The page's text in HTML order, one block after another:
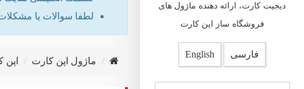
دیجیت کارت، ارائه دهنده ماژول های
فروشگاه ساز اپن کارت
فارسی English
لطفا سوالات یا مشکلات
ماژول اپن کارت اپن